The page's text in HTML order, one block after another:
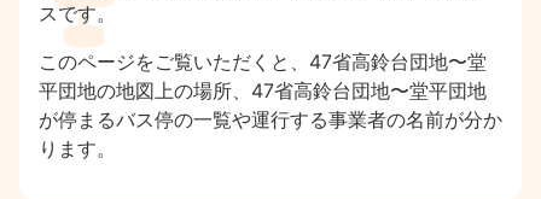
スです。
このページをご覧いただくと、47省高鈴台団地〜堂
平団地の地図上の場所、47省高鈴台団地〜堂平団地
が停まるバス停の一覧や運行する事業者の名前が分か
ります。